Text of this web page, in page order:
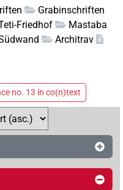
Grabinschriften
Friedhof
Mastaba
Architrav
no. 13 in co(n)text